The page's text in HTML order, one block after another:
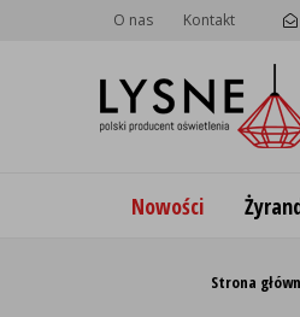
O nas Kontakt
Nowości
Strona